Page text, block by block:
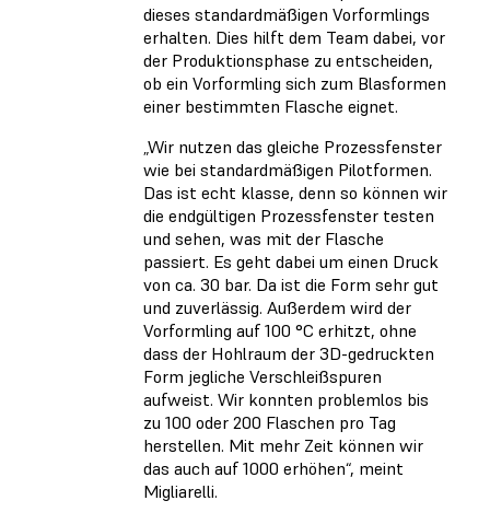
dieses standardmäßigen Vorformlings
erhalten. Dies hilft dem Team dabei, vor
der Produktionsphase zu entscheiden,
ob ein Vorformling sich zum Blasformen
einer bestimmten Flasche eignet.
„Wir nutzen das gleiche Prozessfenster
wie bei standardmäßigen Pilotformen.
Das ist echt klasse, denn so können wir
die endgültigen Prozessfenster testen
und sehen, was mit der Flasche
passiert. Es geht dabei um einen Druck
von ca. 30 bar. Da ist die Form sehr gut
und zuverlässig. Außerdem wird der
Vorformling auf 100 °C erhitzt, ohne
dass der Hohlraum der 3D-gedruckten
Form jegliche Verschleißspuren
aufweist. Wir konnten problemlos bis
zu 100 oder 200 Flaschen pro Tag
herstellen. Mit mehr Zeit können wir
das auch auf 1000 erhöhen“, meint
Migliarelli.